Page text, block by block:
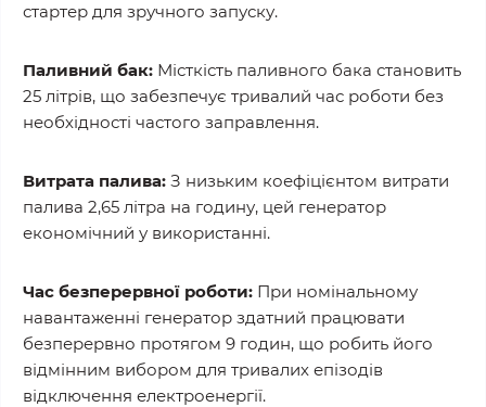
стартер для зручного запуску.
Паливний бак: Місткість паливного бака становить
25 літрів, що забезпечує тривалий час роботи без
необхідності частого заправлення.
Витрата палива: З низьким коефіцієнтом витрати
палива 2,65 літра на годину, цей генератор
економічний у використанні.
Час безперервної роботи: При номінальному
навантаженні генератор здатний працювати
безперервно протягом 9 годин, що робить його
відмінним вибором для тривалих епізодів
відключення електроенергії.